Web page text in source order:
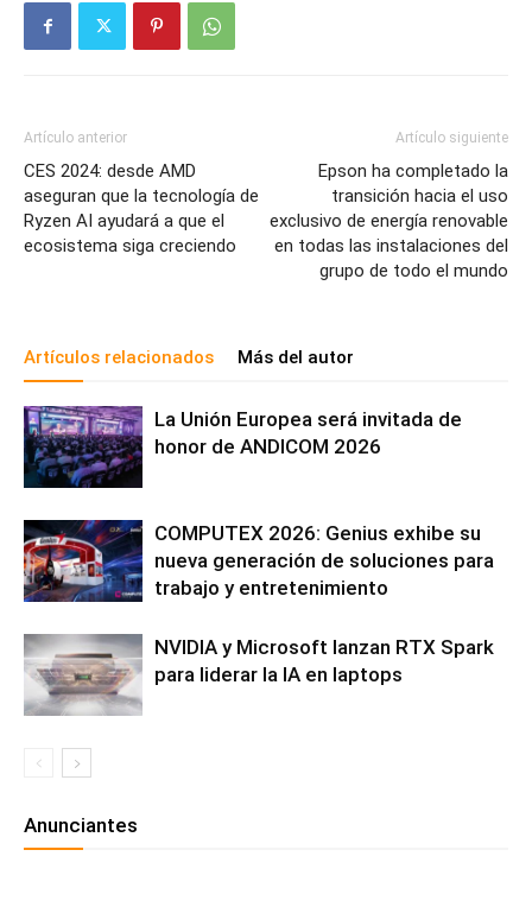
Artículo anterior
CES 2024: desde AMD
aseguran que la tecnología de
Ryzen AI ayudará a que el
ecosistema siga creciendo
Artículo siguiente
Epson ha completado la
transición hacia el uso
exclusivo de energía renovable
en todas las instalaciones del
grupo de todo el mundo
Artículos relacionados Más del autor
La Unión Europea será invitada de
honor de ANDICOM 2026
COMPUTEX 2026: Genius exhibe su
nueva generación de soluciones para
trabajo y entretenimiento
NVIDIA y Microsoft lanzan RTX Spark
para liderar la IA en laptops
Anunciantes